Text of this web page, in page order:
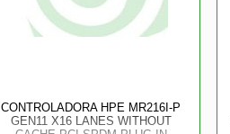
CONTROLADORA HPE MR216I-P
GEN11 X16 LANES WITHOUT